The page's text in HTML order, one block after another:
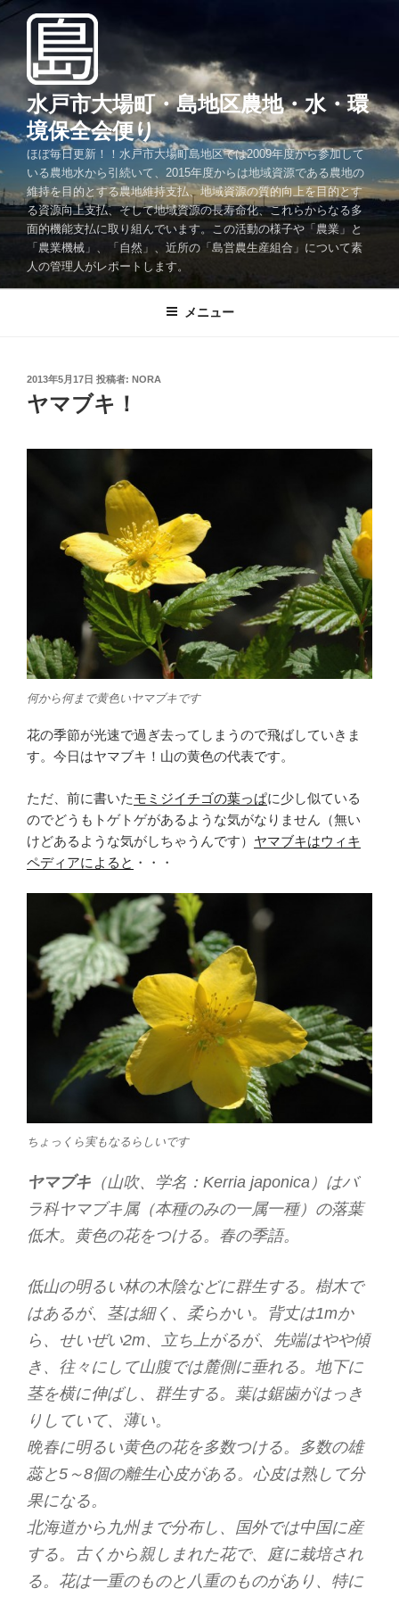
コ
へ
ス
プ
水戸市大場町・島地区農地・水・環
境保全会便り
ほぼ毎日更新！！水戸市大場町島地区では2009年度から参加して
いる農地水から引続いて、2015年度からは地域資源である農地の
維持を目的とする農地維持支払、地域資源の質的向上を目的とす
る資源向上支払、そして地域資源の長寿命化、これらからなる多
面的機能支払に取り組んでいます。この活動の様子や「農業」と
「農業機械」、「自然」、近所の「島営農生産組合」について素
人の管理人がレポートします。
メニュー
投
稿
日:
2013年5月17日 投稿者: NORA
ヤマブキ！
何から何まで黄色いヤマブキです
花の季節が光速で過ぎ去ってしまうので飛ばしていきま
す。今日はヤマブキ！山の黄色の代表です。
ただ、前に書いたモミジイチゴの葉っぱに少し似ている
のでどうもトゲトゲがあるような気がなりません（無い
けどあるような気がしちゃうんです） ヤマブキはウィキ
ペディアによると ・・・
ちょっくら実もなるらしいです
ヤマブキ （山吹、学名：Kerria japonica）はバ
ラ科ヤマブキ属（本種のみの一属一種）の落葉
低木。黄色の花をつける。春の季語。
低山の明るい林の木陰などに群生する。樹木で
はあるが、茎は細く、柔らかい。背丈は1mか
ら、せいぜい2m、立ち上がるが、先端はやや傾
き、往々にして山腹では麓側に垂れる。地下に
茎を横に伸ばし、群生する。葉は鋸歯がはっき
りしていて、薄い。
晩春に明るい黄色の花を多数つける。多数の雄
蕊と5～8個の離生心皮がある。心皮は熟して分
果になる。
北海道から九州まで分布し、国外では中国に産
する。古くから親しまれた花で、庭に栽培され
る。花は一重のものと八重のものがあり、特に